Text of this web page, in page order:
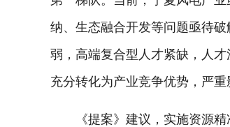
纳、生态融合开发等问题亟待
弱，高端复合型人才紧缺，人
充分转化为产业竞争优势，严重
《提案》建议，实施资源精